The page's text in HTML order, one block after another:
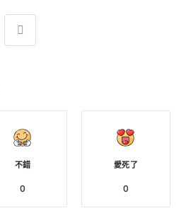
不錯
0
愛死了
0